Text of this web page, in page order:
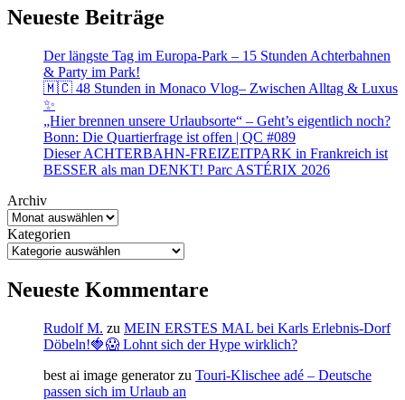
Neueste Beiträge
Der längste Tag im Europa-Park – 15 Stunden Achterbahnen
& Party im Park!
🇲🇨 48 Stunden in Monaco Vlog– Zwischen Alltag & Luxus
✨
„Hier brennen unsere Urlaubsorte“ – Geht’s eigentlich noch?
Bonn: Die Quartierfrage ist offen | QC #089
Dieser ACHTERBAHN-FREIZEITPARK in Frankreich ist
BESSER als man DENKT! Parc ASTÉRIX 2026
Archiv
Kategorien
Neueste Kommentare
Rudolf M. zu MEIN ERSTES MAL bei Karls Erlebnis-Dorf
Döbeln!🍓😱 Lohnt sich der Hype wirklich?
best ai image generatorzu Touri-Klischee adé – Deutsche
passen sich im Urlaub an